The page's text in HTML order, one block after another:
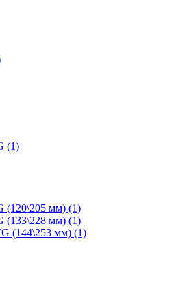
(1)
(120\205 мм) (1)
(133\228 мм) (1)
(144\253 мм) (1)